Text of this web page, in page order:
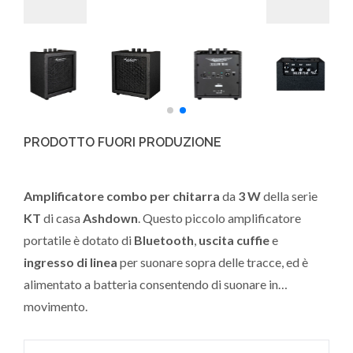
PRODOTTO FUORI PRODUZIONE
Amplificatore combo per chitarra da 3 Wdella serie
KT di casaAshdown. Questo piccolo amplificatore
portatile è dotato di Bluetooth, uscita cuffiee
ingresso di linea per suonare sopra delle tracce, ed è
alimentato a batteria consentendo di suonare in
movimento.